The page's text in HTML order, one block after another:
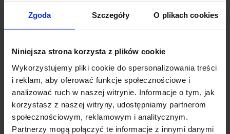
Zgoda Szczegóły O plikach cookies
Niniejsza strona korzysta z plików cookie
Wykorzystujemy pliki cookie do spersonalizowania treści
i reklam, aby oferować funkcje społecznościowe i
analizować ruch w naszej witrynie. Informacje o tym, jak
korzystasz z naszej witryny, udostępniamy partnerom
społecznościowym, reklamowym i analitycznym.
Partnerzy mogą połączyć te informacje z innymi danymi
EXO DIAGONAL 855E-G05X1A-01, 855E-G05X1A-
02, 855E-G05X1A-37to modna i elegancka lampa
ścienna z kolekcji Diagonal, hiszpańskiej firmy Novolux.
wyglądzie w 3 kolorach do wyboru, do którego należy
dokupić okrągły abażur z tworzywa sztucznego (brak
w zestawie) w kolorze: białym, czarnym lub
miedzianym. Źródłem światła jest żarówka E27 LED,
każda o mocy max. 13W. Oprawa sprawdzi się idealnie
w pomieszczeniach prywatnych jak i komercyjnych.
Idealna do salonu, hotelu lub restauracji.